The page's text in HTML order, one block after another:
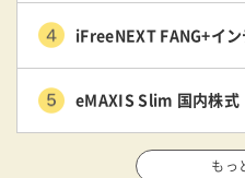
iFreeNEXT FANG+イン
eMAXIS Slim 国内株式
もっ